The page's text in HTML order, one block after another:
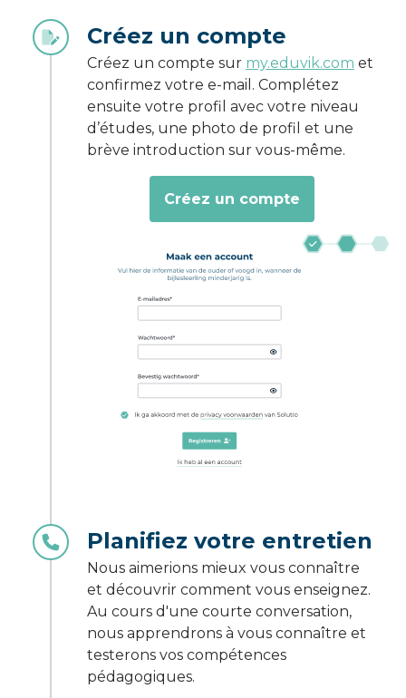
Créez un compte
Créez un compte sur my.eduvik.com et
confirmez votre e-mail. Complétez
ensuite votre profil avec votre niveau
d’études, une photo de profil et une
brève introduction sur vous-même.
Créez un compte
Planifiez votre entretien
Nous aimerions mieux vous connaître
et découvrir comment vous enseignez.
Au cours d'une courte conversation,
nous apprendrons à vous connaître et
testerons vos compétences
pédagogiques.